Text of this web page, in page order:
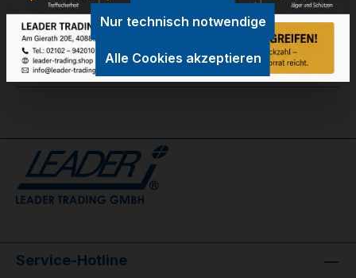
GPSR Information
Bewertungen
Service-Hotline
Nur technisch notwendige
Alle Cookies akzeptieren